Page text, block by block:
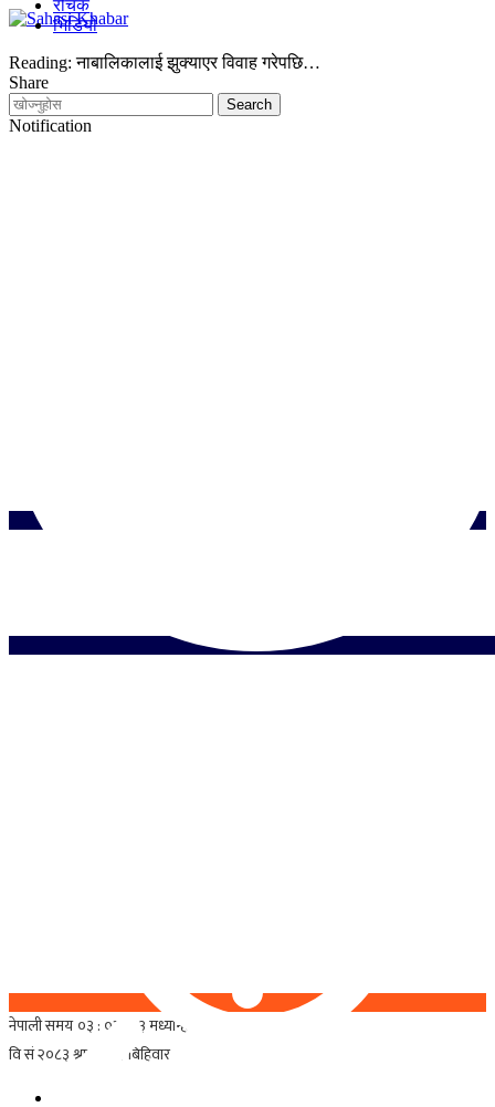
रोचक
भिडियो
Reading: नाबालिकालाई झुक्याएर विवाह गरेपछि…
Share
Notification